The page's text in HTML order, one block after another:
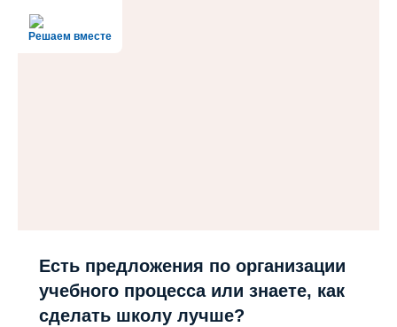
Решаем вместе
Есть предложения по организации
учебного процесса или знаете, как
сделать школу лучше?